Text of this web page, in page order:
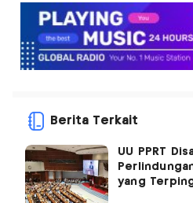
Berita Terkait
UU PPRT
yang